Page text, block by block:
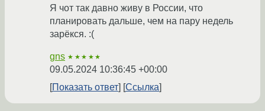
Я чот так давно живу в России, что
планировать дальше, чем на пару недель
зарёкся. :(
gns ★★★★★
09.05.2024 10:36:45 +00:00
Показать ответ
Ссылка